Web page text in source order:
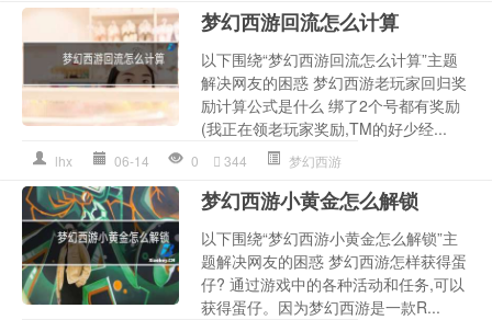
梦幻西游回流怎么计算
以下围绕“梦幻西游回流怎么计算”主题
解决网友的困惑 梦幻西游老玩家回归奖
励计算公式是什么 绑了2个号都有奖励
(我正在领老玩家奖励,TM的好少经...
lhx 06-14 0 344 梦幻西游
梦幻西游小黄金怎么解锁
以下围绕“梦幻西游小黄金怎么解锁”主
题解决网友的困惑 梦幻西游怎样获得蛋
仔? 通过游戏中的各种活动和任务,可以
获得蛋仔。因为梦幻西游是一款R...